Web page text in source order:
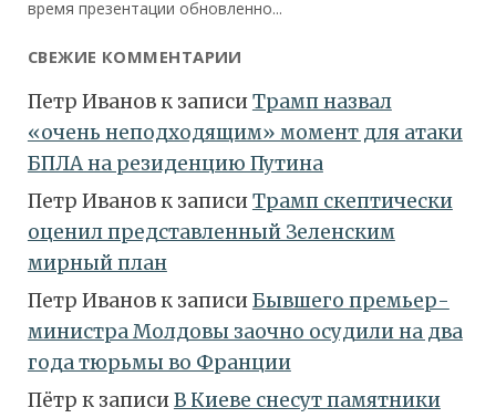
СВЕЖИЕ КОММЕНТАРИИ
Петр Ивановк записиТрамп назвал
«очень неподходящим» момент для атаки
БПЛА на резиденцию Путина
Петр Ивановк записиТрамп скептически
оценил представленный Зеленским
мирный план
Петр Ивановк записиБывшего премьер-
министра Молдовы заочно осудили на два
года тюрьмы во Франции
Пётр к записиВ Киеве снесут памятники